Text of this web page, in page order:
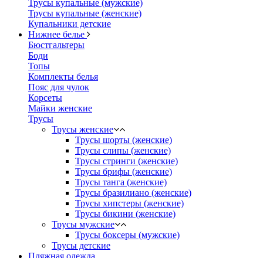
Трусы купальные (мужские)
Трусы купальные (женские)
Купальники детские
Нижнее белье
Бюстгальтеры
Боди
Топы
Комплекты белья
Пояс для чулок
Корсеты
Майки женские
Трусы
Трусы женские
Трусы шорты (женские)
Трусы слипы (женские)
Трусы стринги (женские)
Трусы брифы (женские)
Трусы танга (женские)
Трусы бразилиано (женские)
Трусы хипстеры (женские)
Трусы бикини (женские)
Трусы мужские
Трусы боксеры (мужские)
Трусы детские
Пляжная одежда